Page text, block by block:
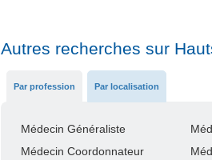
Autres recherches sur
Par profession Par localisation
Médecin Généraliste
Médecin Coordonnateur